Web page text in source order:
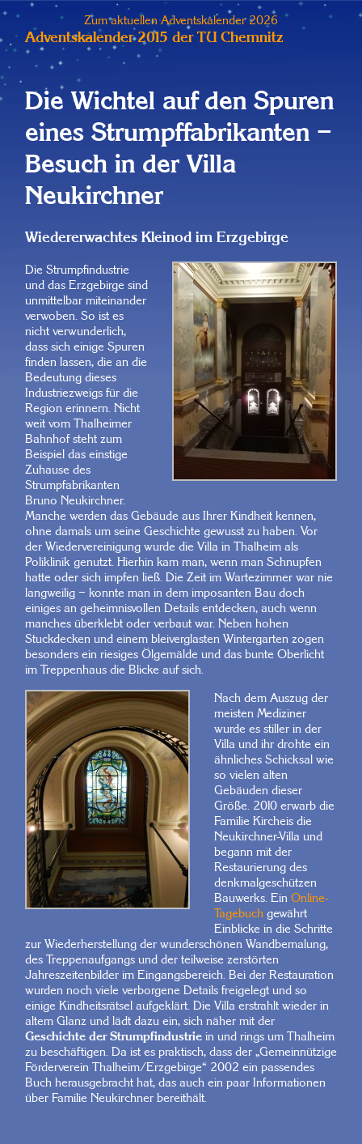
Zum aktuellen Adventskalender 2026
Adventskalender 2015 der TU Chemnitz
Die Wichtel auf den Spuren
eines Strumpffabrikanten –
Besuch in der Villa
Neukirchner
Wiedererwachtes Kleinod im Erzgebirge
Die Strumpfindustrie
und das Erzgebirge sind
unmittelbar miteinander
verwoben. So ist es
nicht verwunderlich,
dass sich einige Spuren
finden lassen, die an die
Bedeutung dieses
Industriezweigs für die
Region erinnern. Nicht
weit vom Thalheimer
Bahnhof steht zum
Beispiel das einstige
Zuhause des
Strumpfabrikanten
Bruno Neukirchner.
Manche werden das Gebäude aus Ihrer Kindheit kennen,
ohne damals um seine Geschichte gewusst zu haben. Vor
der Wiedervereinigung wurde die Villa in Thalheim als
Poliklinik genutzt. Hierhin kam man, wenn man Schnupfen
hatte oder sich impfen ließ. Die Zeit im Wartezimmer war nie
langweilig – konnte man in dem imposanten Bau doch
einiges an geheimnisvollen Details entdecken, auch wenn
manches überklebt oder verbaut war. Neben hohen
Stuckdecken und einem bleiverglasten Wintergarten zogen
besonders ein riesiges Ölgemälde und das bunte Oberlicht
im Treppenhaus die Blicke auf sich.
Nach dem Auszug der
meisten Mediziner
wurde es stiller in der
Villa und ihr drohte ein
ähnliches Schicksal wie
so vielen alten
Gebäuden dieser
Größe. 2010 erwarb die
Familie Kircheis die
Neukirchner-Villa und
begann mit der
Restaurierung des
denkmalgeschützen
Bauwerks. Ein Online-
Tagebuch gewährt
Einblicke in die Schritte
zur Wiederherstellung der wunderschönen Wandbemalung,
des Treppenaufgangs und der teilweise zerstörten
Jahreszeitenbilder im Eingangsbereich. Bei der Restauration
wurden noch viele verborgene Details freigelegt und so
einige Kindheitsrätsel aufgeklärt. Die Villa erstrahlt wieder in
altem Glanz und lädt dazu ein, sich näher mit der
Geschichte der Strumpfindustriein und rings um Thalheim
zu beschäftigen. Da ist es praktisch, dass der „Gemeinnützige
Förderverein Thalheim/Erzgebirge“ 2002 ein passendes
Buch herausgebracht hat, das auch ein paar Informationen
über Familie Neukirchner bereithält.